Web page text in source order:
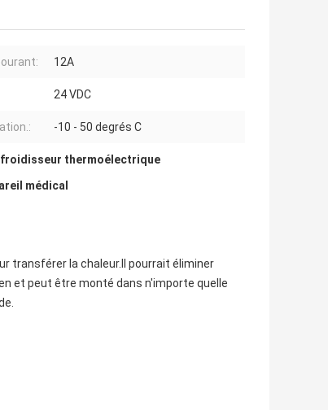
12A
24 VDC
-10 - 50 degrés C
thermoélectrique
médical
transférer la chaleur.Il pourrait éliminer
et peut être monté dans n'importe quelle